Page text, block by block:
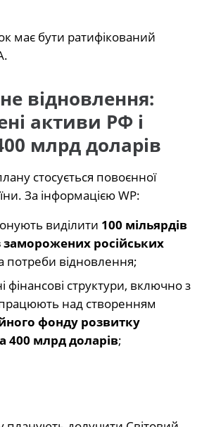
має бути ратифікований
відновлення:
активи РФ і
млрд доларів
стосується повоєнної
За інформацією WP:
виділити 100 мільярдів
заморожених російських
потреби відновлення;
фінансові структури, включно з
над створенням
фонду розвитку
400 млрд доларів;